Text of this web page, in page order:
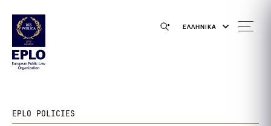
ΕΛΛΗΝΙΚΑ
EPLO POLICIES